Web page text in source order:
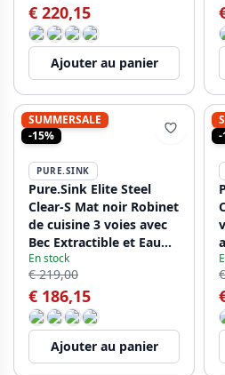
€ 220,15
Ajouter au panier
SUMMERSALE
-15%
PURE.SINK
Pure.Sink Elite Steel
Clear-S Mat noir Robinet
de cuisine 3 voies avec
Bec Extractible et Eau
Filtrée PS8120-10
En stock
€ 219,00
€ 186,15
Ajouter au panier
-